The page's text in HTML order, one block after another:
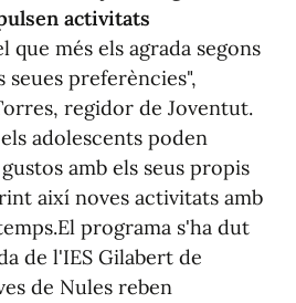
activitats
que més els agrada segons
seues preferències",
regidor de Joventut.
adolescents poden
amb els seus propis
així noves activitats amb
programa s'ha dut
de l'IES Gilabert de
de Nules reben